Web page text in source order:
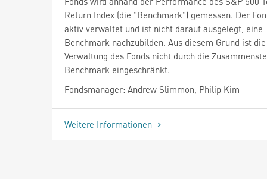
Return Index (die "Benchmark") gemessen. Der
aktiv verwaltet und ist nicht darauf ausgelegt, eine
Benchmark nachzubilden. Aus diesem Grund ist die
Verwaltung des Fonds nicht durch die
Benchmark eingeschränkt.
Fondsmanager: Andrew Slimmon, Philip Kim
Weitere Informationen